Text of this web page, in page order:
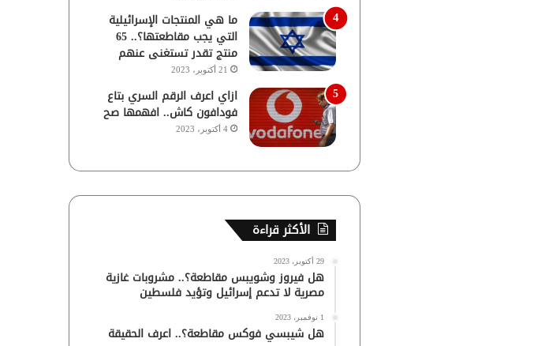
ما هي المنتجات الإسرائيلية
التي يجب مقاطعتها؟.. 65
منتج تقدر تستغنى عنهم
21 أكتوبر، 2023
ازاي اعرف الرقم السري بتاع
فودافون كاش.. افهمها صح
4 أكتوبر، 2023
الأكثر قراءة
29 أكتوبر، 2023
هل فيروز وشويبس مقاطعة؟.. مشروبات غازية
مصرية لا تدعم إسرائيل وتؤيد فلسطين
1 نوفمبر، 2023
هل شيبسي فوكس مقاطعة؟.. اعرف الحقيقة